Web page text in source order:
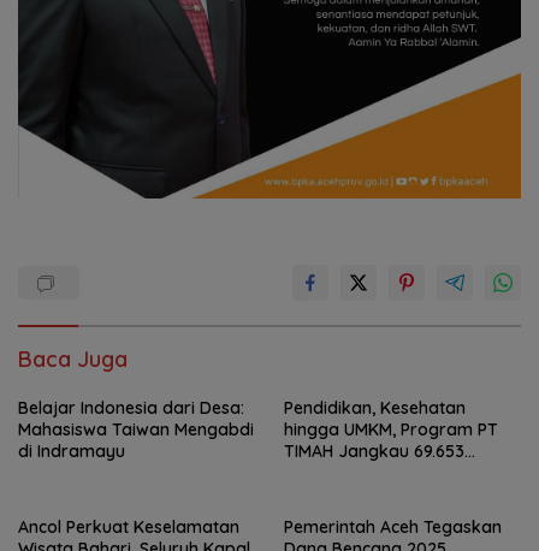
Baca Juga
Belajar Indonesia dari Desa:
Mahasiswa Taiwan Mengabdi
di Indramayu
Pendidikan, Kesehatan
hingga UMKM, Program PT
TIMAH Jangkau 69.653
Ancol Perkuat Keselamatan
Pemerintah Aceh Tegaskan